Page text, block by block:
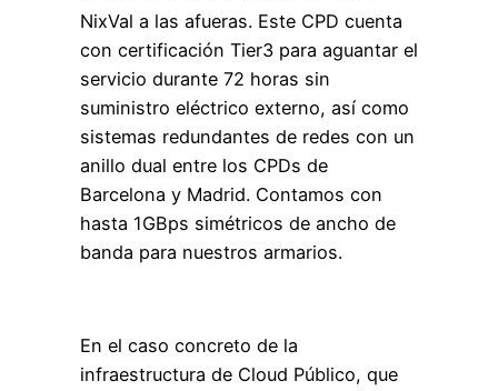
NixVal a las afueras. Este CPD cuenta
con certificación Tier3 para aguantar el
servicio durante 72 horas sin
suministro eléctrico externo, así como
sistemas redundantes de redes con un
anillo dual entre los CPDs de
Barcelona y Madrid. Contamos con
hasta 1GBps simétricos de ancho de
banda para nuestros armarios.
En el caso concreto de la
infraestructura de Cloud Público, que